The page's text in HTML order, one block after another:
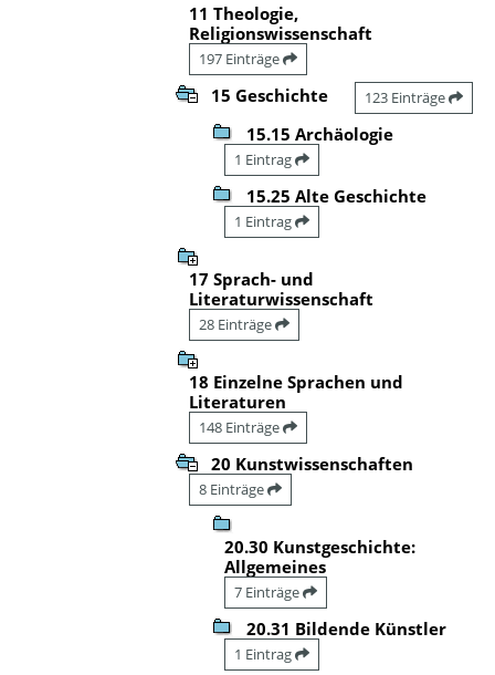
11 Theologie,
Religionswissenschaft
197 Einträge
15 Geschichte 123 Einträge
15.15 Archäologie
1 Eintrag
15.25 Alte Geschichte
1 Eintrag
17 Sprach- und
Literaturwissenschaft
28 Einträge
18 Einzelne Sprachen und
Literaturen
148 Einträge
20 Kunstwissenschaften
8 Einträge
20.30 Kunstgeschichte:
Allgemeines
7 Einträge
20.31 Bildende Künstler
1 Eintrag